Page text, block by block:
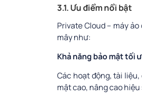
3.1. Ưu điểm nổi bật
Private Cloud – máy
mây như:
Khả năng bảo mật tối
Các hoạt động, tài
mật cao, nâng cao hiệu